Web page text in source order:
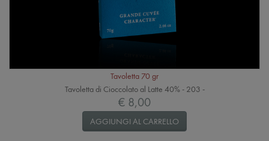
Tavoletta 70 gr
Tavoletta di Cioccolato al Latte 40% - 203 -
€ 8,00
AGGIUNGI AL CARRELLO